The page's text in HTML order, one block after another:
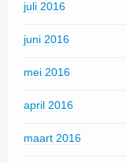
juli 2016
juni 2016
mei 2016
april 2016
maart 2016